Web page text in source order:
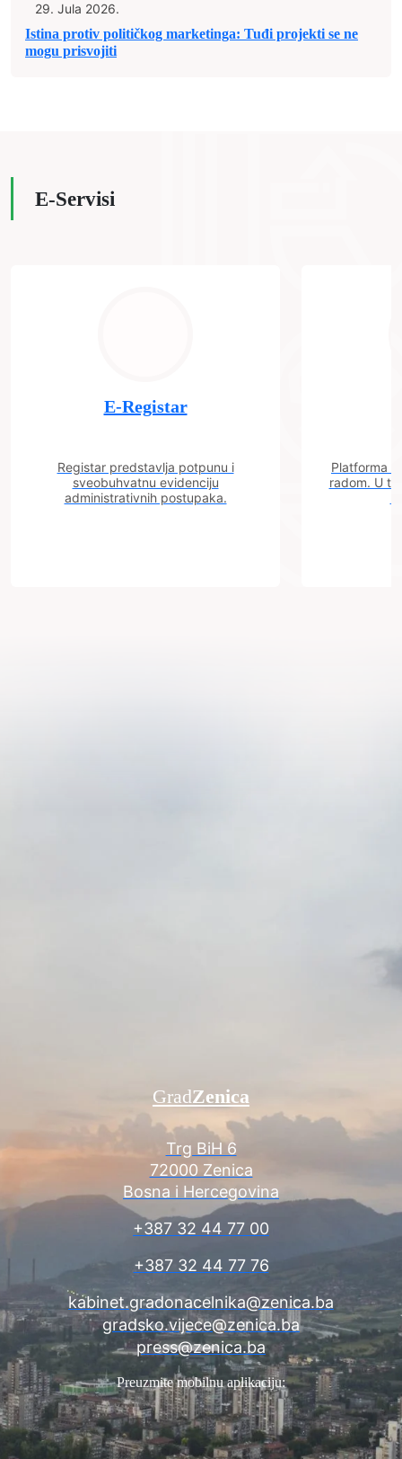
29. Jula 2026.
Istina protiv političkog marketinga: Tuđi projekti se ne
mogu prisvojiti
E-Servisi
E-Registar
Registar predstavlja potpunu i
sveobuhvatnu evidenciju
administrativnih postupaka.
Platforma
radom. U
Trg BiH 6
72000 Zenica
Bosna i Hercegovina
+387 32 44 77 00
+387 32 44 77 76
kabinet.gradonacelnika@zenica.ba
gradsko.vijece@zenica.ba
press@zenica.ba
GradZenica
Preuzmite mobilnu aplikaciju: